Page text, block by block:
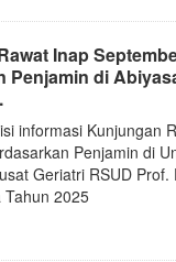
Inap
Penjamin di
informasi Kunjungan
Penjamin di
Geriatri RSUD Prof.
Tahun 2025